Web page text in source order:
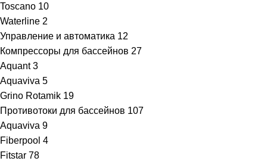
Toscano 10
Waterline 2
Управление и автоматика 12
Компрессоры для бассейнов 27
Aquant 3
Aquaviva 5
Grino Rotamik 19
Противотоки для бассейнов 107
Aquaviva 9
Fiberpool 4
Fitstar 78